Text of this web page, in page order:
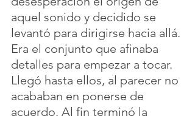
aquel sonido y decidido se
levantó para dirigirse hacia allá.
Era el conjunto que afinaba
detalles para empezar a tocar.
Llegó hasta ellos, al parecer no
acababan en ponerse de
acuerdo. Al fin terminó la